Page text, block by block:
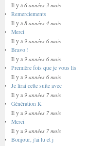
Il y a 6 années 3 mois
Remerciements
Il y a 8 années 4 mois
Merci
Il y a 9 années 6 mois
Bravo !
Il y a 9 années 6 mois
Première fois que je vous lis
Il y a 9 années 6 mois
Je lirai cette suite avec
Il y a 9 années 7 mois
Génération K
Il y a 9 années 7 mois
Merci
Il y a 9 années 7 mois
Bonjour, j'ai lu et j